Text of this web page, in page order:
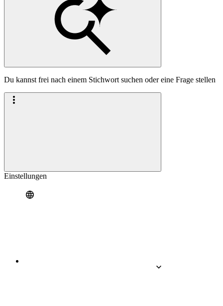
Du kannst frei nach einem Stichwort suchen oder eine Frage stellen
Einstellungen